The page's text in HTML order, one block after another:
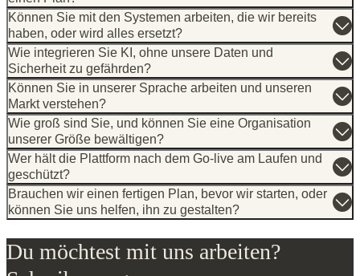
Wie integrieren Sie KI, ohne unsere Daten und
Sicherheit zu gefährden?
Können Sie in unserer Sprache arbeiten und unseren
Markt verstehen?
Wie groß sind Sie, und können Sie eine Organisation
unserer Größe bewältigen?
Wer hält die Plattform nach dem Go-live am Laufen und
geschützt?
Brauchen wir einen fertigen Plan, bevor wir starten, oder
können Sie uns helfen, ihn zu gestalten?
Du möchtest mit uns arbeiten?
Schreib uns gerne.